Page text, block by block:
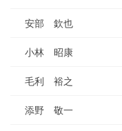
安部 欽也
小林 昭康
毛利 裕之
添野 敬一